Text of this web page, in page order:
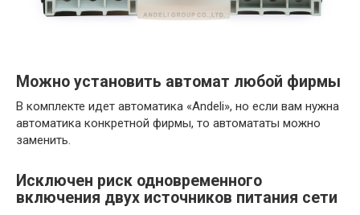
Можно установить автомат любой фирмы
В комплекте идет автоматика «Andeli», но если вам нужна
автоматика конкретной фирмы, то автомататы можно
заменить.
Исключен риск одновременного
включения двух источников питания сети